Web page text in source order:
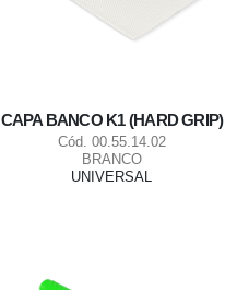
CAPA BANCO K1 (HARD GRIP)
Cód. 00.55.14.02
BRANCO
UNIVERSAL